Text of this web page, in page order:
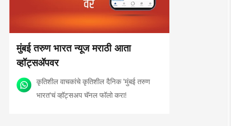
मुंबई तरुण भारत न्यूज मराठी आता
व्हॉट्सॲपवर
कृतिशील वाचकांचे कृतिशील दैनिक 'मुंबई तरुण
भारत'चं व्हॉट्सअप चॅनल फॉलो करा!